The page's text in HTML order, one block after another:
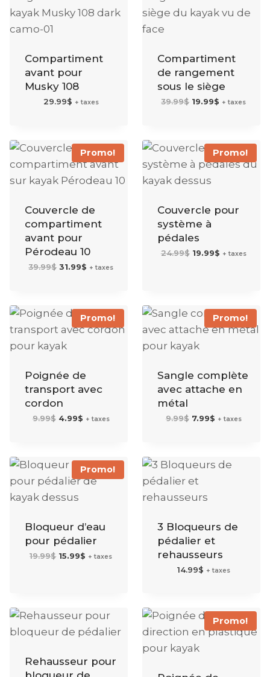
Compartiment
avant pour
Musky 108
29.99$ + taxes
Compartiment
de rangement
sous le siège
39.99$ Le
prix
19.99$ Le
prix
+ taxes
Promo!
Couvercle de
compartiment
avant pour
Pérodeau 10
39.99$ Le
prix
31.99$ Le
prix
+ taxes
Promo!
Couvercle pour
système à
pédales
24.99$ Le
prix
19.99$Le
prix
+ taxes
Promo!
Poignée de
transport avec
cordon
9.99$ Le
prix
4.99$Le
prix
+ taxes
Promo!
Sangle complète
avec attache en
métal
9.99$ Le
prix
7.99$Le
prix
+ taxes
Promo!
Bloqueur d’eau
pour pédalier
19.99$ Le
prix
15.99$ Le
prix
+ taxes
3 Bloqueurs de
pédalier et
rehausseurs
14.99$ + taxes
Rehausseur pour
Promo!